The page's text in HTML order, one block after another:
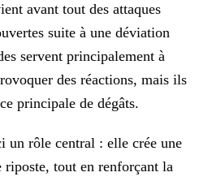
avant tout des attaques
suite à une déviation
servent principalement à
des réactions, mais ils
principale de dégâts.
un rôle central : elle crée une
tout en renforçant la